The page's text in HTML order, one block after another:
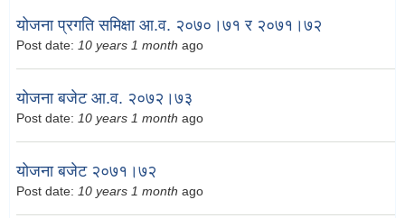
योजना प्रगति समिक्षा आ.व. २०७०।७१ र २०७१।७२
Post date: 10 years 1 month ago
योजना बजेट आ.व. २०७२।७३
Post date: 10 years 1 month ago
योजना बजेट २०७१।७२
Post date: 10 years 1 month ago